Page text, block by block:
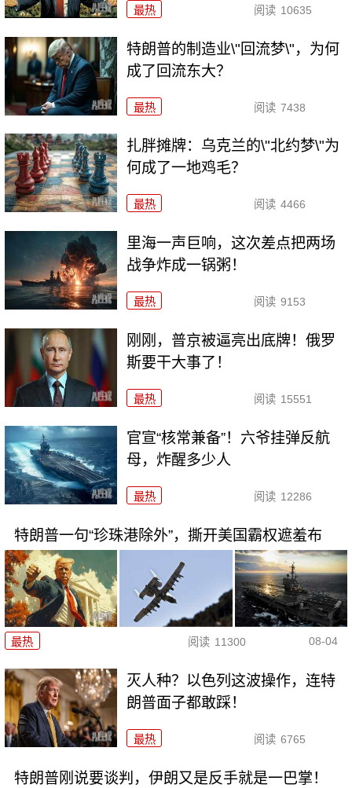
最热 阅读 10635
特朗普的制造业\"回流梦\"，为何
成了回流东大？
最热 阅读 7438
扎胖摊牌：乌克兰的\"北约梦\"为
何成了一地鸡毛？
最热 阅读 4466
里海一声巨响，这次差点把两场
战争炸成一锅粥！
最热 阅读 9153
刚刚，普京被逼亮出底牌！俄罗
斯要干大事了！
最热 阅读 15551
官宣“核常兼备”！六爷挂弹反航
母，炸醒多少人
最热 阅读 12286
特朗普一句“珍珠港除外”，撕开美国霸权遮羞布
最热 阅读 11300 08-04
灭人种？以色列这波操作，连特
朗普面子都敢踩！
最热 阅读 6765
特朗普刚说要谈判，伊朗又是反手就是一巴掌！